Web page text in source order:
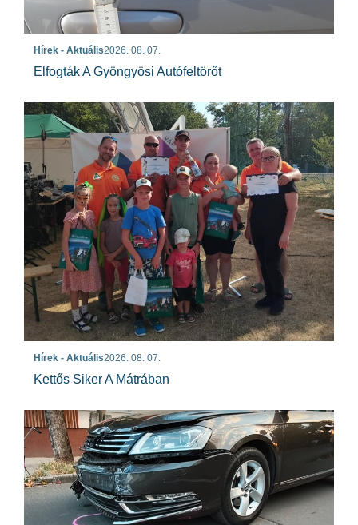
Hírek - Aktuális2026. 08. 07.
Elfogták A Gyöngyösi Autófeltörőt
Hírek - Aktuális2026. 08. 07.
Kettős Siker A Mátrában